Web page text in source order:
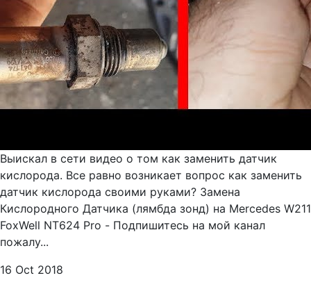
Выискал в сети видео о том как заменить датчик
кислорода. Все равно возникает вопрос как заменить
датчик кислорода своими руками? Замена
Кислородного Датчика (лямбда зонд) на Mercedes W211
FoxWell NT624 Pro - Подпишитесь на мой канал
пожалу...
16 Oct 2018